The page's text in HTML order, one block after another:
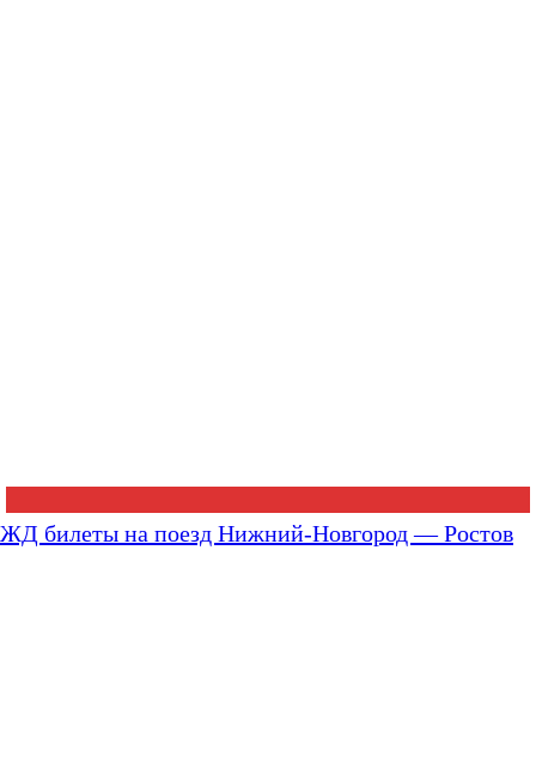
ЖД билеты на поезд Нижний-Новгород — Ростов